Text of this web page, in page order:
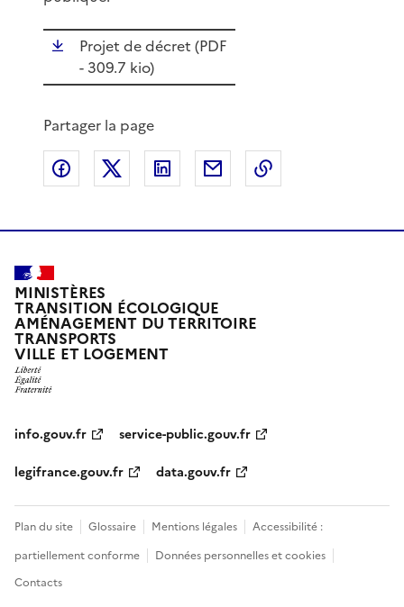
Projet de décret (PDF
- 309.7 kio)
Partager la page
Partager sur Facebook
Partager sur XPartager sur LinkedIn
Partager par email
MINISTÈRES
TRANSITION ÉCOLOGIQUE
AMÉNAGEMENT DU TERRITOIRE
TRANSPORTS
VILLE ET LOGEMENT
info.gouv.fr
service-public.gouv.fr
legifrance.gouv.fr
data.gouv.fr
Plan du site Glossaire Mentions légales
Accessibilité :
partiellement conforme
Données personnelles et cookies
Contacts